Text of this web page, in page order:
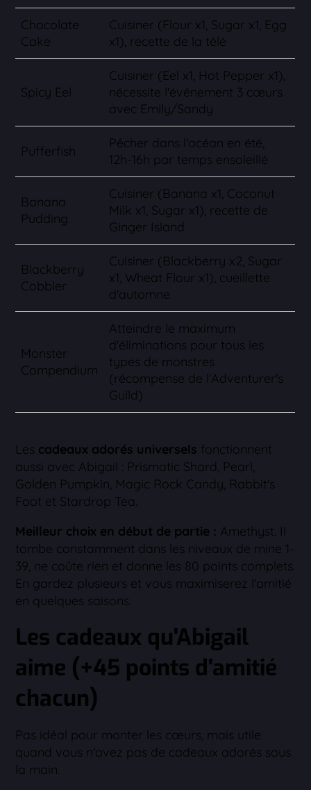
Chocolate
Cake
Cuisiner (Flour x1, Sugar x1, Egg
x1), recette de la télé
Spicy Eel
Cuisiner (Eel x1, Hot Pepper x1),
nécessite l'événement 3 cœurs
avec Emily/Sandy
Pufferfish
Pêcher dans l'océan en été,
12h-16h par temps ensoleillé
Banana
Pudding
Cuisiner (Banana x1, Coconut
Milk x1, Sugar x1), recette de
Ginger Island
Blackberry
Cobbler
Cuisiner (Blackberry x2, Sugar
x1, Wheat Flour x1), cueillette
d'automne
Monster
Compendium
Atteindre le maximum
d'éliminations pour tous les
types de monstres
(récompense de l'Adventurer's
Guild)
Les cadeaux adorés universels fonctionnent
aussi avec Abigail : Prismatic Shard, Pearl,
Golden Pumpkin, Magic Rock Candy, Rabbit's
Foot et Stardrop Tea.
Meilleur choix en début de partie : Amethyst. Il
tombe constamment dans les niveaux de mine 1-
39, ne coûte rien et donne les 80 points complets.
En gardez plusieurs et vous maximiserez l'amitié
en quelques saisons.
Les cadeaux qu'Abigail
aime (+45 points d'amitié
chacun)
Pas idéal pour monter les cœurs, mais utile
quand vous n'avez pas de cadeaux adorés sous
la main.